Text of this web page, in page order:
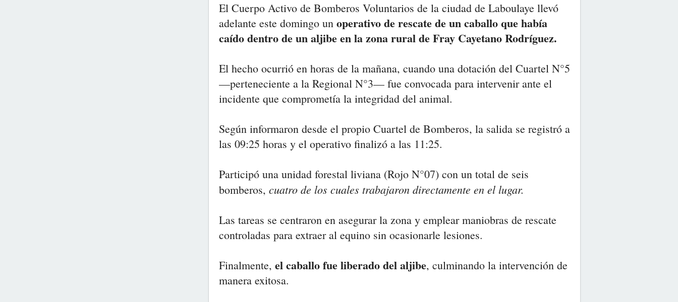
El Cuerpo Activo de Bomberos Voluntarios de la ciudad de Laboulaye llevó
adelante este domingo un operativo de rescate de un caballo que había
caído dentro de un aljibe en la zona rural de Fray Cayetano Rodríguez.
El hecho ocurrió en horas de la mañana, cuando una dotación del Cuartel N°5
—perteneciente a la Regional N°3— fue convocada para intervenir ante el
incidente que comprometía la integridad del animal.
Según informaron desde el propio Cuartel de Bomberos, la salida se registró a
las 09:25 horas y el operativo finalizó a las 11:25.
Participó una unidad forestal liviana (Rojo N°07) con un total de seis
bomberos, cuatro de los cuales trabajaron directamente en el lugar.
Las tareas se centraron en asegurar la zona y emplear maniobras de rescate
controladas para extraer al equino sin ocasionarle lesiones.
Finalmente, el caballo fue liberado del aljibe, culminando la intervención de
manera exitosa.